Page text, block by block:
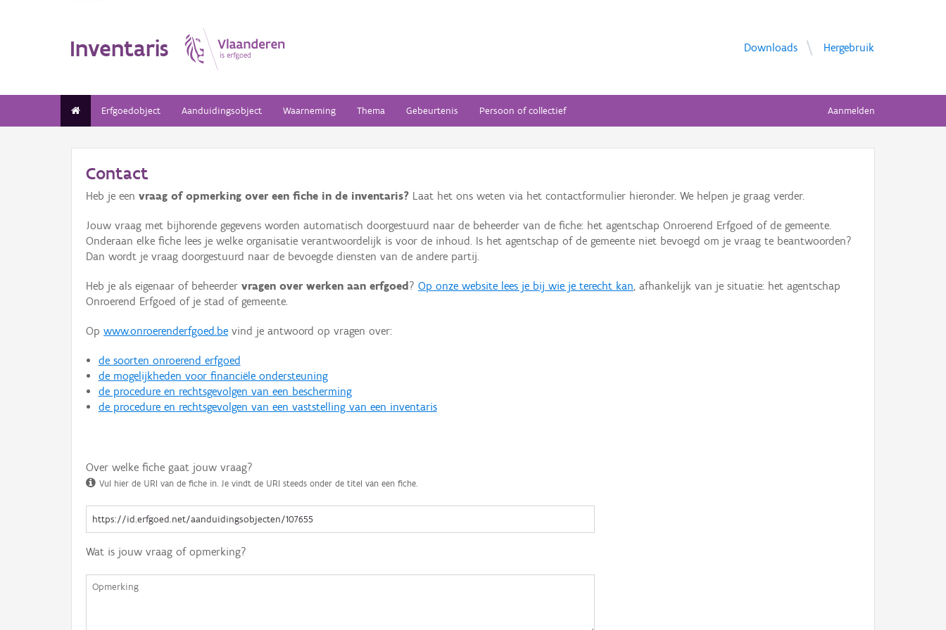
Inventaris Downloads Hergebruik
Erfgoedobject Aanduidingsobject Waarneming Thema Gebeurtenis Persoon of collectief Aanmelden
Contact
Heb je een vraag of opmerking over een fiche in de inventaris? Laat het ons weten via het contactformulier hieronder. We helpen je graag verder.
Jouw vraag met bijhorende gegevens worden automatisch doorgestuurd naar de beheerder van de fiche: het agentschap Onroerend Erfgoed of de gemeente.
Onderaan elke fiche lees je welke organisatie verantwoordelijk is voor de inhoud. Is het agentschap of de gemeente niet bevoegd om je vraag te beantwoorden?
Dan wordt je vraag doorgestuurd naar de bevoegde diensten van de andere partij.
Heb je als eigenaar of beheerder vragen over werken aan erfgoed ? Op onze website lees je bij wie je terecht kan, afhankelijk van je situatie: het agentschap
Onroerend Erfgoed of je stad of gemeente.
Op www.onroerenderfgoed.be vind je antwoord op vragen over:
de soorten onroerend erfgoed
de mogelijkheden voor financiële ondersteuning
de procedure en rechtsgevolgen van een bescherming
de procedure en rechtsgevolgen van een vaststelling van een inventaris
Over welke fiche gaat jouw vraag?
Vul hier de URI van de fiche in. Je vindt de URI steeds onder de titel van een fiche.
Wat is jouw vraag of opmerking?